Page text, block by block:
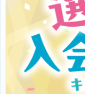
体験・入会
団体会員募
保護者の方
採用情報